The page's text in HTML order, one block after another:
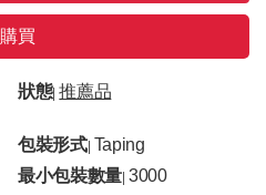
購買
狀態|推薦品
包裝形式| Taping
最小包裝數量 |3000